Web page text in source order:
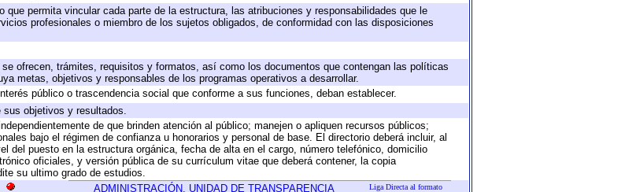
permita vincular cada parte de la estructura, las atribuciones y responsabilidades que le
profesionales o miembro de los sujetos obligados, de conformidad con las disposiciones
ofrecen, trámites, requisitos y formatos, así como los documentos que contengan las políticas
metas, objetivos y responsables de los programas operativos a desarrollar.
público o trascendencia social que conforme a sus funciones, deban establecer.
sus objetivos y resultados.
de que brinden atención al público; manejen o apliquen recursos públicos;
bajo el régimen de confianza u honorarios y personal de base. El directorio deberá incluir, al
del puesto en la estructura orgánica, fecha de alta en el cargo, número telefónico, domicilio
oficiales, y versión pública de su currículum vitae que deberá contener, la copia
su ultimo grado de estudios.
ADMINISTRACIÓN, UNIDAD DE TRANSPARENCIA Liga Directa al formato